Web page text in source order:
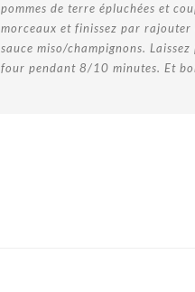
pommes de terre épluchées et
morceaux et finissez par rajouter
sauce miso/champignons.
four pendant 8/10 minutes. Et